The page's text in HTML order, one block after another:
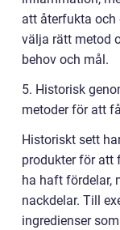
att återfukta och
välja rätt metod
behov och mål.
5. Historisk
metoder för att
Historiskt sett
produkter för att
ha haft fördelar,
nackdelar. Till
ingredienser